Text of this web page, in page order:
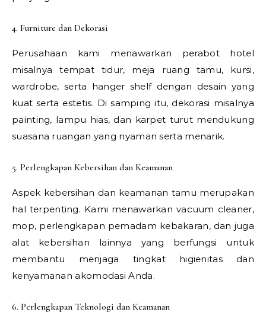
4. Furniture dan Dekorasi
Perusahaan kami menawarkan perabot hotel
misalnya tempat tidur, meja ruang tamu, kursi,
wardrobe, serta hanger shelf dengan desain yang
kuat serta estetis. Di samping itu, dekorasi misalnya
painting, lampu hias, dan karpet turut mendukung
suasana ruangan yang nyaman serta menarik.
5. Perlengkapan Kebersihan dan Keamanan
Aspek kebersihan dan keamanan tamu merupakan
hal terpenting. Kami menawarkan vacuum cleaner,
mop, perlengkapan pemadam kebakaran, dan juga
alat kebersihan lainnya yang berfungsi untuk
membantu menjaga tingkat higienitas dan
kenyamanan akomodasi Anda.
6. Perlengkapan Teknologi dan Keamanan